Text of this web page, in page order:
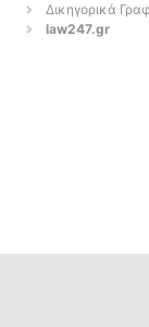
Δικηγορικά
law247.gr